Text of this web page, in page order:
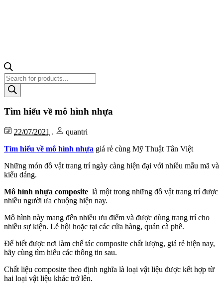
Tìm
kiếm
sản
Tìm hiểu về mô hình nhựa
22/07/2021 .
quantri
Tìm hiểu về mô hình nhựa giá rẻ cùng Mỹ Thuật Tân Việt
Những món đồ vật trang trí ngày càng hiện đại với nhiều mẫu mã và
kiểu dáng.
Mô hình nhựa composite là một trong những đồ vật trang trí được
nhiều người ưa chuộng hiện nay.
Mô hình này mang đến nhiều ưu điểm và được dùng trang trí cho
nhiều sự kiện. Lễ hội hoặc tại các cửa hàng, quán cà phê.
Để biết được nơi làm chế tác composite chất lượng, giá rẻ hiện nay,
hãy cùng tìm hiểu các thông tin sau.
Chất liệu composite theo định nghĩa là loại vật liệu được kết hợp từ
hai loại vật liệu khác trở lên.